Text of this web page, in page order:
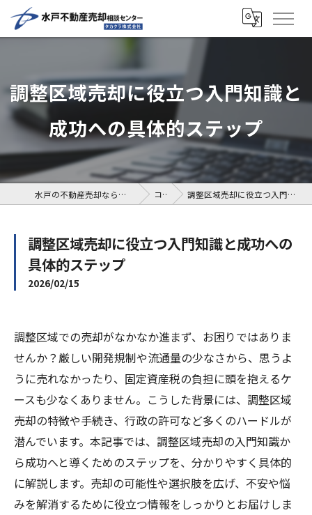
調整区域売却に役立つ入門知識と
成功への具体的ステップ
水戸の不動産売却なら水戸不動産売却相談センター コラム 調整区域売却に役立つ入門知識と成功への具体的ステップ
調整区域売却に役立つ入門知識と成功への
具体的ステップ
2026/02/15
調整区域での売却がなかなか進まず、お困りではありま
せんか？厳しい開発規制や流通量の少なさから、思うよ
うに売れなかったり、固定資産税の負担に頭を抱えるケ
ースも少なくありません。こうした背景には、調整区域
売却の特徴や手続き、行政の許可など多くのハードルが
潜んでいます。本記事では、調整区域売却の入門知識か
ら成功へと導くためのステップを、分かりやすく具体的
に解説します。売却の可能性や選択肢を広げ、不安や悩
みを解消するために役立つ情報をしっかりとお届けしま